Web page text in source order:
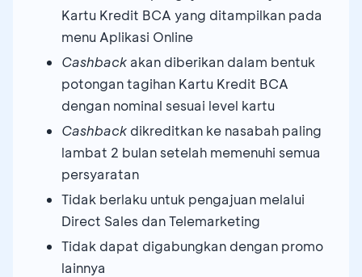
Kartu Kredit BCA yang ditampilkan pada
menu Aplikasi Online
Cashback akan diberikan dalam bentuk
potongan tagihan Kartu Kredit BCA
dengan nominal sesuai level kartu
Cashback dikreditkan ke nasabah paling
lambat 2 bulan setelah memenuhi semua
persyaratan
Tidak berlaku untuk pengajuan melalui
Direct Sales dan Telemarketing
Tidak dapat digabungkan dengan promo
lainnya